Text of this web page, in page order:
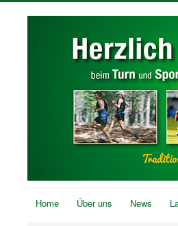
Home Über uns News